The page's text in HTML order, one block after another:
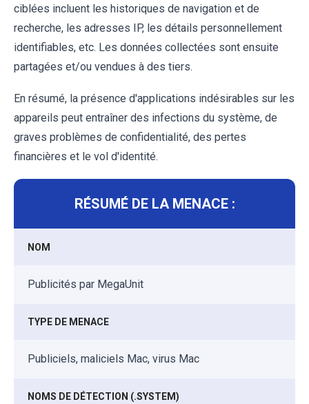
ciblées incluent les historiques de navigation et de
recherche, les adresses IP, les détails personnellement
identifiables, etc. Les données collectées sont ensuite
partagées et/ou vendues à des tiers.
En résumé, la présence d'applications indésirables sur les
appareils peut entraîner des infections du système, de
graves problèmes de confidentialité, des pertes
financières et le vol d'identité.
RÉSUMÉ DE LA MENACE :
NOM
Publicités par MegaUnit
TYPE DE MENACE
Publiciels, maliciels Mac, virus Mac
NOMS DE DÉTECTION (.SYSTEM)